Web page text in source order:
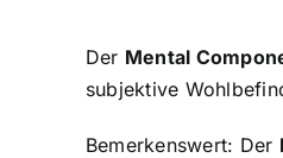
Der Mental
subjektive
Bemerkenswert: Der